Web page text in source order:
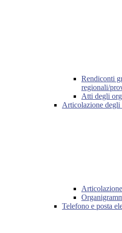
Rendiconti
regionali/
Atti degli
Articolazione
Telefono e posta